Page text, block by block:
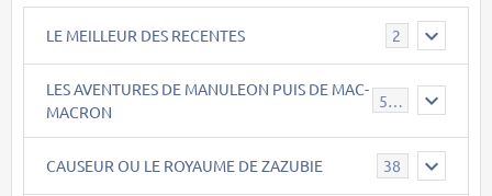
LE MEILLEUR DES RECENTES 2
LES AVENTURES DE MANULEON PUIS DE MAC-
MACRON
543
CAUSEUR OU LE ROYAUME DE ZAZUBIE 38